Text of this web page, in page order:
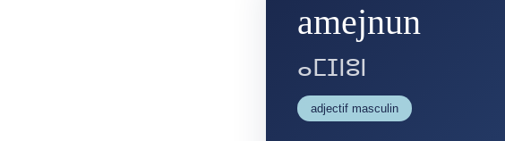
amejnun
ⴰⵎⵊⵏⵓⵏ
adjectif masculin